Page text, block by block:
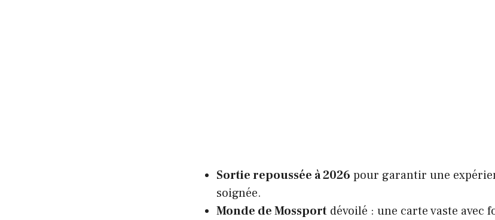
Sortie repoussée à 2026 pour garantir une
soignée.
Monde de Mossport dévoilé : une carte vaste avec